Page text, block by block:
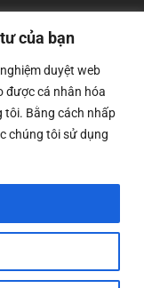
của bạn
duyệt web
được cá nhân hóa
tôi. Bằng cách nhấp
chúng tôi sử dụng
0108783483
và Đầu Tư Tp. Hà
Rights Reserved